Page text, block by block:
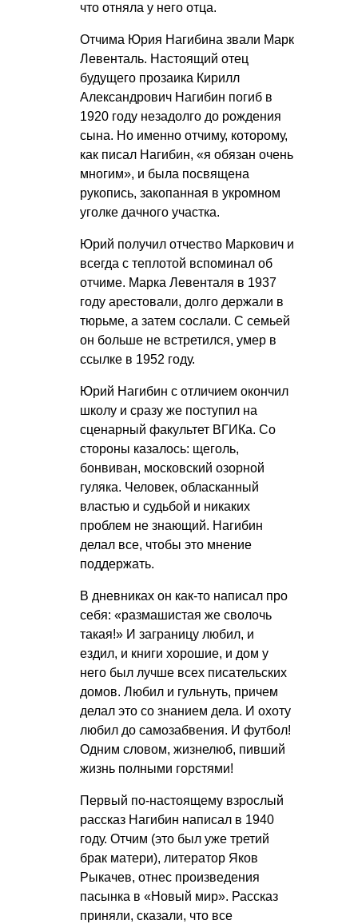
что отняла у него отца.
Отчима Юрия Нагибина звали Марк
Левенталь. Настоящий отец
будущего прозаика Кирилл
Александрович Нагибин погиб в
1920 году незадолго до рождения
сына. Но именно отчиму, которому,
как писал Нагибин, «я обязан очень
многим», и была посвящена
рукопись, закопанная в укромном
уголке дачного участка.
Юрий получил отчество Маркович и
всегда с теплотой вспоминал об
отчиме. Марка Левенталя в 1937
году арестовали, долго держали в
тюрьме, а затем сослали. С семьей
он больше не встретился, умер в
ссылке в 1952 году.
Юрий Нагибин с отличием окончил
школу и сразу же поступил на
сценарный факультет ВГИКа. Со
стороны казалось: щеголь,
бонвиван, московский озорной
гуляка. Человек, обласканный
властью и судьбой и никаких
проблем не знающий. Нагибин
делал все, чтобы это мнение
поддержать.
В дневниках он как-то написал про
себя: «размашистая же сволочь
такая!» И заграницу любил, и
ездил, и книги хорошие, и дом у
него был лучше всех писательских
домов. Любил и гульнуть, причем
делал это со знанием дела. И охоту
любил до самозабвения. И футбол!
Одним словом, жизнелюб, пивший
жизнь полными горстями!
Первый по-настоящему взрослый
рассказ Нагибин написал в 1940
году. Отчим (это был уже третий
брак матери), литератор Яков
Рыкачев, отнес произведения
пасынка в «Новый мир». Рассказ
приняли, сказали, что все